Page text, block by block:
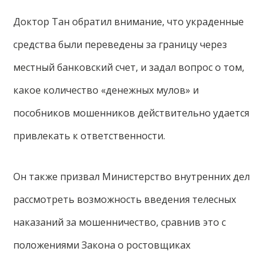
Доктор Тан обратил внимание, что украденные
средства были переведены за границу через
местный банковский счет, и задал вопрос о том,
какое количество «денежных мулов» и
пособников мошенников действительно удается
привлекать к ответственности.
Он также призвал Министерство внутренних дел
рассмотреть возможность введения телесных
наказаний за мошенничество, сравнив это с
положениями Закона о ростовщиках